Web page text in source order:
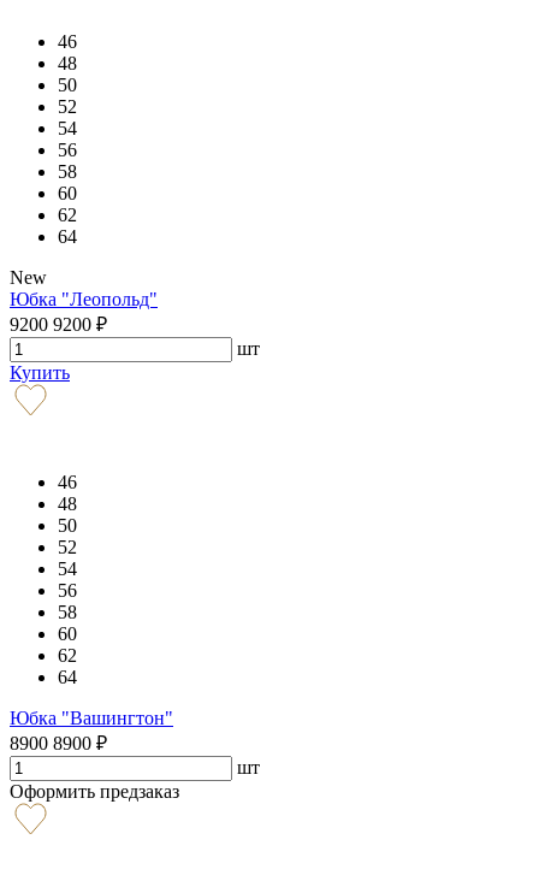
46
48
50
52
54
56
58
60
62
64
New
Юбка "Леопольд"
9200 9200 ₽
шт
Купить
46
48
50
52
54
56
58
60
62
64
Юбка "Вашингтон"
8900 8900 ₽
шт
Оформить предзаказ